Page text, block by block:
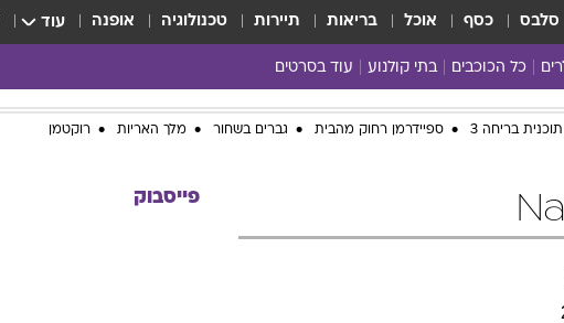
סלבס כסף אוכל בריאות תיירות טכנולוגיה אופנה עוד
כל הכוכבים בתי קולנוע עוד בסרטים
כל הסרטים
בריחה 3 ספיידרמן רחוק מהבית גברים בשחור מלך האריות רוקטמן
פייסבוק